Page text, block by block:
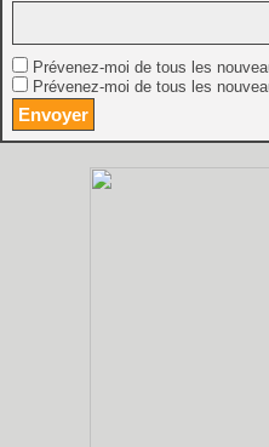
Prévenez-moi de tous les
Prévenez-moi de tous les